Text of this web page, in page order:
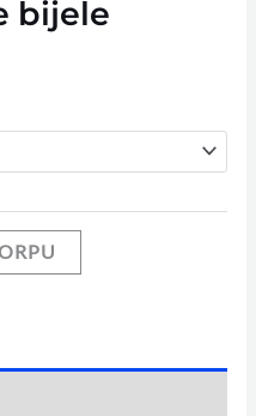
bijele